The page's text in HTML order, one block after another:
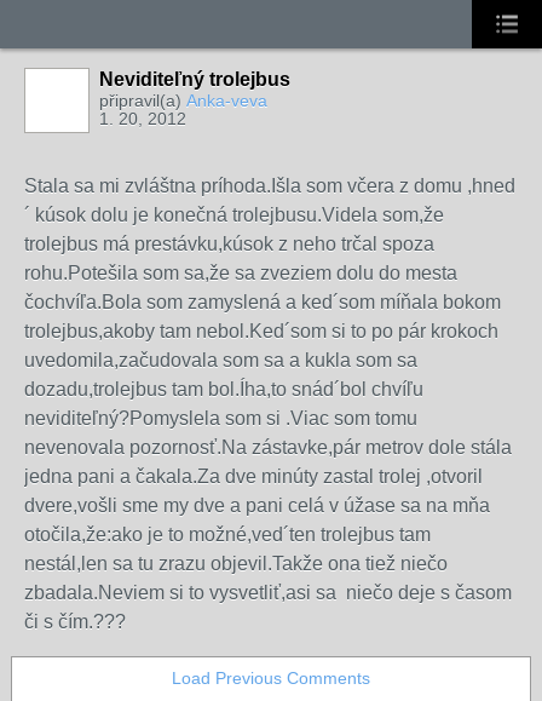
Neviditeľný trolejbus
připravil(a) Anka-veva
1. 20, 2012
Stala sa mi zvláštna príhoda.Išla som včera z domu ,hned
´ kúsok dolu je konečná trolejbusu.Videla som,že
trolejbus má prestávku,kúsok z neho trčal spoza
rohu.Potešila som sa,že sa zveziem dolu do mesta
čochvíľa.Bola som zamyslená a ked´som míňala bokom
trolejbus,akoby tam nebol.Ked´som si to po pár krokoch
uvedomila,začudovala som sa a kukla som sa
dozadu,trolejbus tam bol.Íha,to snád´bol chvíľu
neviditeľný?Pomyslela som si .Viac som tomu
nevenovala pozornosť.Na zástavke,pár metrov dole stála
jedna pani a čakala.Za dve minúty zastal trolej ,otvoril
dvere,vošli sme my dve a pani celá v úžase sa na mňa
otočila,že:ako je to možné,ved´ten trolejbus tam
nestál,len sa tu zrazu objevil.Takže ona tiež niečo
zbadala.Neviem si to vysvetliť,asi sa niečo deje s časom
či s čím.???
Load Previous Comments